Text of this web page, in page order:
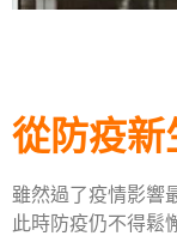
從防疫新
雖然過了疫情影響
此時防疫仍不得鬆